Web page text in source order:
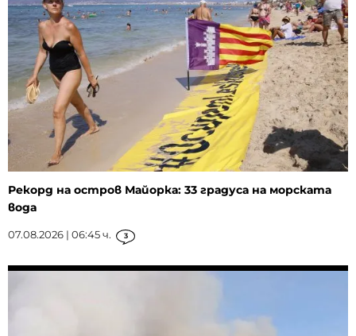
Рекорд на остров Майорка: 33 градуса на морската
вода
07.08.2026 | 06:45 ч. 3